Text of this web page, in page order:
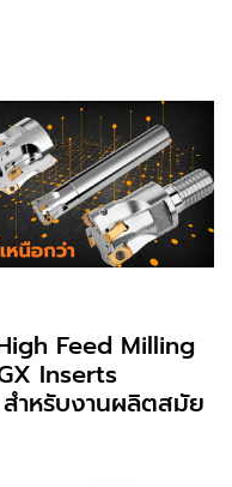
Feed Milling
Inserts
ำหรับงานผลิตสมัย